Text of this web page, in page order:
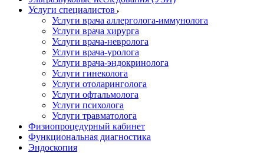
Услуги специалистов
Услуги врача аллерголога-иммунолога
Услуги врача хирурга
Услуги врача-невролога
Услуги врача-уролога
Услуги врача-эндокринолога
Услуги гинеколога
Услуги отоларинголога
Услуги офтальмолога
Услуги психолога
Услуги травматолога
Физиопроцедурный кабинет
Функциональная диагностика
Эндоскопия